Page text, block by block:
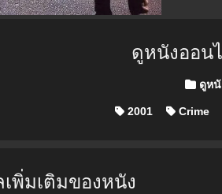
ดูหนังออน
Posted
ดูหนั
2001 Crime
พิ่มเติมของหนัง